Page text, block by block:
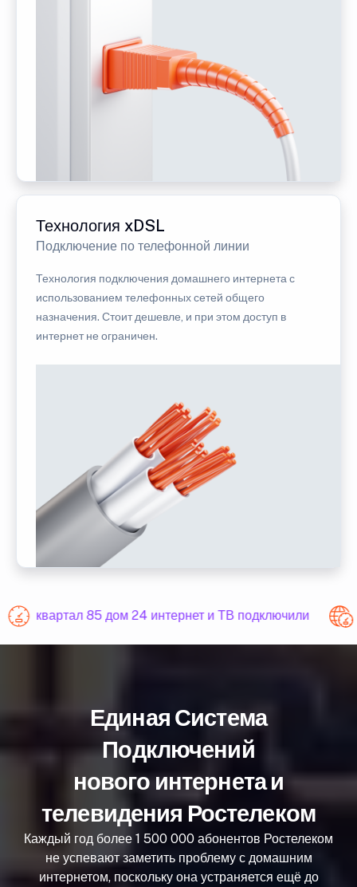
Технология xDSL
Подключение по телефонной линии
Технология подключения домашнего интернета с
использованием телефонных сетей общего
назначения. Стоит дешевле, и при этом доступ в
интернет не ограничен.
квартал 85 дом 24 интернет и ТВ подключили
Единая Система
Подключений
нового интернета и
телевидения Ростелеком
Каждый год более 1 500 000 абонентов Ростелеком
не успевают заметить проблему с домашним
интернетом, поскольку она устраняется ещё до